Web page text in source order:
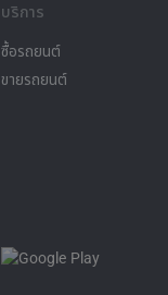
บริการ
ซื้อรถยนต์
ขายรถยนต์